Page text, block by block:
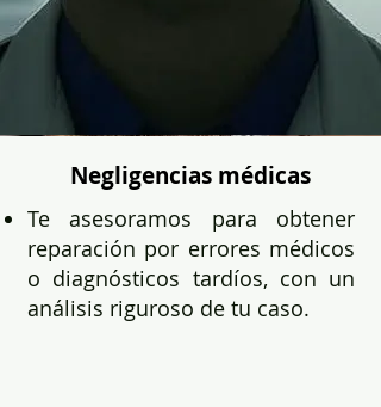
Negligencias médicas
Te asesoramos para obtener
reparación por errores médicos
o diagnósticos tardíos, con un
análisis riguroso de tu caso.